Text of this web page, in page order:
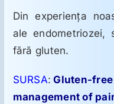
Din experienţa
ale endometriozei,
fără gluten.
SURSA: Gluten-
management of